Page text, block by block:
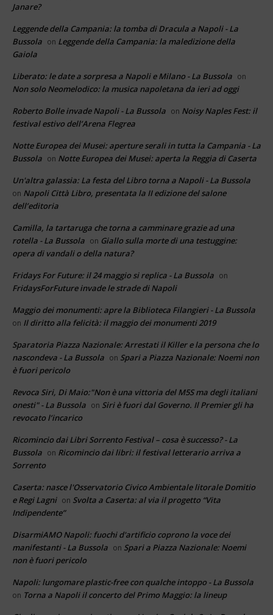
Janare?
Leggende della Campania: la tomba di Dracula a Napoli - La
Bussola on Leggende della Campania: la maledizione della
Gaiola
Liberato: le date a sorpresa a Napoli e Milano - La Bussola on
Non solo Neomelodico: la musica napoletana da ieri ad oggi
Roberto Bolle invade Napoli - La Bussola on Noisy Naples Fest: il
festival estivo dell’Arena Flegrea
Notte Europea dei Musei: aperture serali in tutta la Campania - La
Bussola on Notte Europea dei Musei: aperta la Reggia di Caserta
Un'altra galassia: La festa del Libro torna a Napoli - La Bussola
on Napoli Città Libro, presentata la II edizione del salone
dell’editoria
Camilla, la tartaruga che torna a camminare grazie ad una
rotella - La Bussola on Giallo sulla morte di una testuggine:
opera di vandali o della natura?
Fridays For Future: il 24 maggio si replica - La Bussola on
FridaysForFuture invade le strade di Napoli
Maggio dei monumenti: apre la Biblioteca Filangieri - La Bussola
on Il diritto alla felicità: il maggio dei monumenti 2019
Sparatoria Piazza Nazionale: Arrestati il Killer e la persona che lo
nascondeva - La Bussola on Spari a Piazza Nazionale: Noemi non
è fuori pericolo
Revoca Siri, Di Maio:"Non è una vittoria del M5S ma degli italiani
onesti" - La Bussola on Siri è fuori dal Governo. Il Premier gli ha
revocato l’incarico
Ricomincio dai Libri Sorrento Festival – cosa è successo? - La
Bussola on Ricomincio dai libri: il festival letterario arriva a
Sorrento
Caserta: nasce l'Osservatorio Civico Ambientale litorale Domitio
e Regi Lagni on Svolta a Caserta: al via il progetto “Vita
Indipendente”
DisarmiAMO Napoli: fuochi d'artificio coprono la voce dei
manifestanti - La Bussola on Spari a Piazza Nazionale: Noemi
non è fuori pericolo
Napoli: lungomare plastic-free con qualche intoppo - La Bussola
on Torna a Napoli il concerto del Primo Maggio: la lineup